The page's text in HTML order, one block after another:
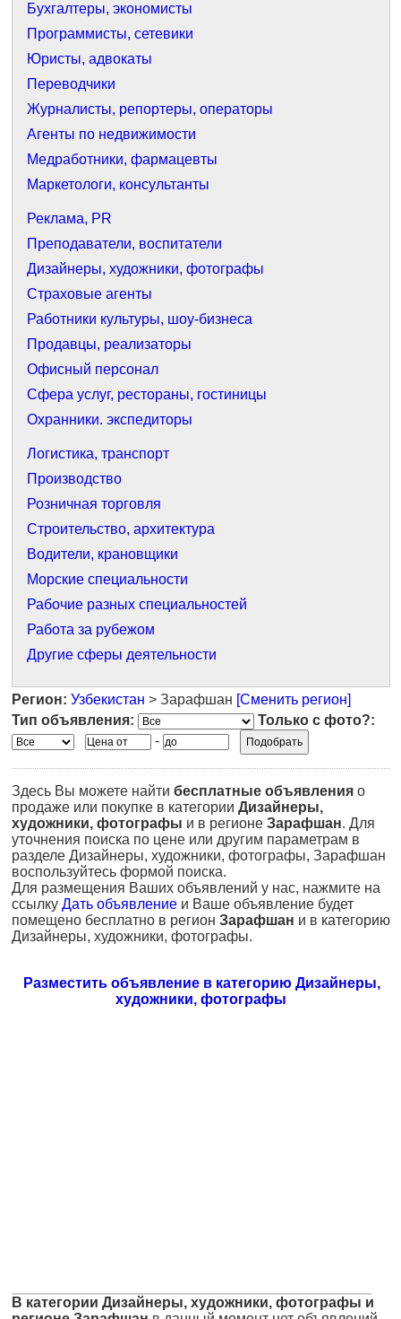
Бухгалтеры, экономисты
Программисты, сетевики
Юристы, адвокаты
Переводчики
Журналисты, репортеры, операторы
Агенты по недвижимости
Медработники, фармацевты
Маркетологи, консультанты
Реклама, PR
Преподаватели, воспитатели
Дизайнеры, художники, фотографы
Страховые агенты
Работники культуры, шоу-бизнеса
Продавцы, реализаторы
Офисный персонал
Сфера услуг, рестораны, гостиницы
Охранники. экспедиторы
Логистика, транспорт
Производство
Розничная торговля
Строительство, архитектура
Водители, крановщики
Морские специальности
Рабочие разных специальностей
Работа за рубежом
Другие сферы деятельности
Регион: Узбекистан > Зарафшан [Сменить регион]
Тип объявления:
Только с фото?:
-
Здесь Вы можете найти бесплатные объявления о
продаже или покупке в категории Дизайнеры,
художники, фотографы и в регионе Зарафшан. Для
уточнения поиска по цене или другим параметрам в
разделе Дизайнеры, художники, фотографы, Зарафшан
воспользуйтесь формой поиска.
Для размещения Ваших объявлений у нас, нажмите на
ссылку Дать объявление и Ваше объявление будет
помещено бесплатно в регион Зарафшан и в категорию
Дизайнеры, художники, фотографы.
Разместить объявление в категорию Дизайнеры,
художники, фотографы
В категории Дизайнеры, художники, фотографы и